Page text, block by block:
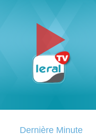
Dernière Minute
sénégalo-mauritanien : Le
sur un projet qui tenait à cœur
est une éthique de la relation